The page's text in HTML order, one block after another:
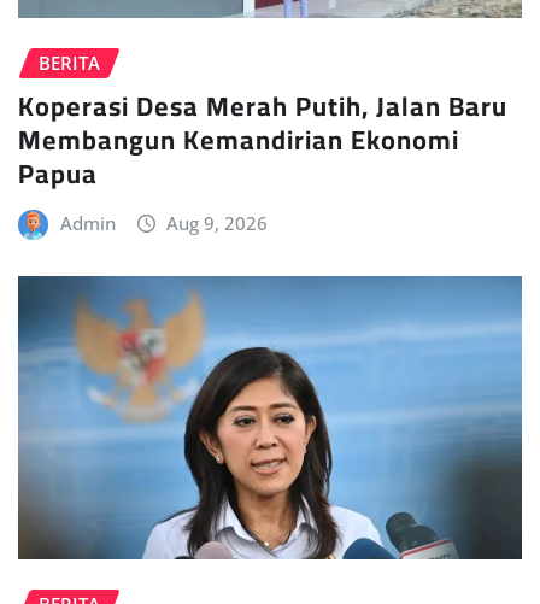
BERITA
Koperasi Desa Merah Putih, Jalan Baru
Membangun Kemandirian Ekonomi
Papua
Admin Aug 9, 2026